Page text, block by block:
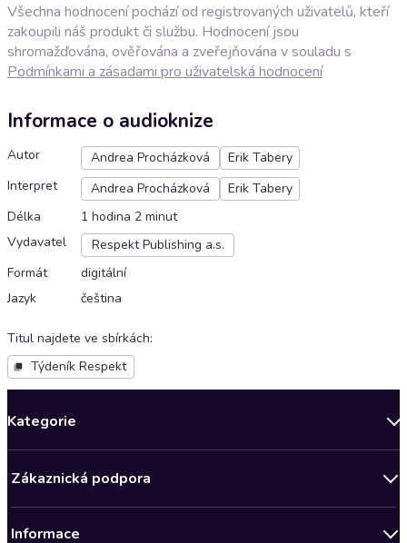
Všechna hodnocení pochází od registrovaných uživatelů, kteří
zakoupili náš produkt či službu. Hodnocení jsou
shromažďována, ověřována a zveřejňována v souladu s
Podmínkami a zásadami pro uživatelská hodnocení
Informace o audioknize
Autor Andrea Procházková
Erik Tabery
Interpret
Andrea Procházková
Erik Tabery
Délka
1 hodina 2 minut
Vydavatel
Respekt Publishing a.s.
Formát
digitální
Jazyk
čeština
Titul najdete ve sbírkách:
Týdeník Respekt
Kategorie
Bestsellery měsíce
Zákaznická podpora
Informace